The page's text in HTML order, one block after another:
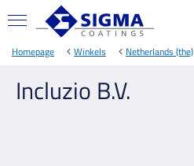
Homepage Winkels Netherlands (the)
Incluzio B.V.